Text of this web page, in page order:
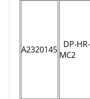
A2320145 DP-
MC2